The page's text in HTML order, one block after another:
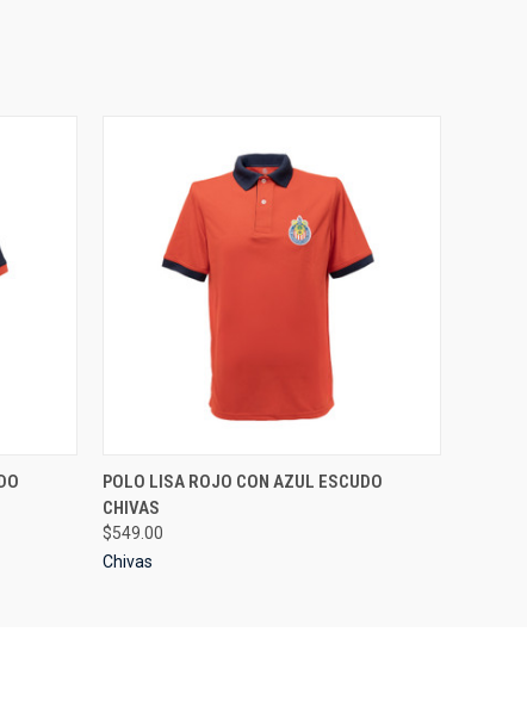
QUICK VIEW VIEW OPTIONS
POLO LISA ROJO CON AZUL ESCUDO
CHIVAS
$549.00
Chivas